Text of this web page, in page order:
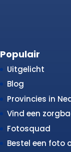
Populair
Uitgelicht
Blog
Provincies in
Vind een
Fotosquad
Bestel een foto